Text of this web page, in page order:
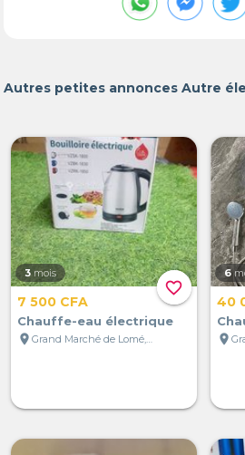
Autres petites annonces Autre
favorite_border
3 mois
7 500 CFA
Chauffe-eau électrique
location_on
Grand Marché de Lomé, Lomé, Togo
6
40
location_on